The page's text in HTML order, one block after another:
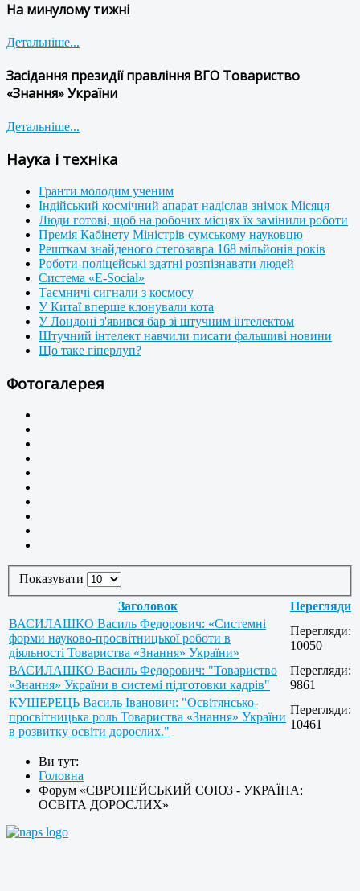
На минулому тижні
Детальніше...
Засідання президії правління ВГО Товариство
«Знання» України
Детальніше...
Наука і техніка
Гранти молодим ученим
Індійський космічний апарат надіслав знімок Місяця
Люди готові, щоб на робочих місцях їх замінили роботи
Премія Кабінету Міністрів сумському науковцю
Решткам знайденого стегозавра 168 мільйонів років
Роботи-поліцейські здатні розпізнавати людей
Система «E-Social»
Таємничі сигнали з космосу
У Китаї вперше клонували кота
У Лондоні з'явився бар зі штучним інтелектом
Штучний інтелект навчили писати фальшиві новини
Що таке гіперлуп?
Фотогалерея
Показувати
Заголовок
Перегляди
ВАСИЛАШКО Василь Федорович: «Системні
форми науково-просвітницької роботи в
діяльності Товариства «Знання» України»
Перегляди:
10050
ВАСИЛАШКО Василь Федорович: "Товариство
«Знання» України в системі підготовки кадрів"
Перегляди:
9861
КУШЕРЕЦЬ Василь Іванович: "Освітянсько-
просвітницька роль Товариства «Знання» України
в розвитку освіти дорослих."
Перегляди:
10461
Ви тут:
Головна
Форум «ЄВРОПЕЙСЬКИЙ СОЮЗ - УКРАЇНА:
ОСВІТА ДОРОСЛИХ»